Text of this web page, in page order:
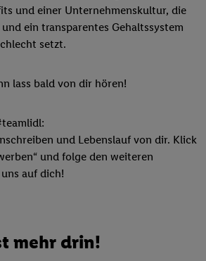
und einer Unternehmenskultur, die
ein transparentes Gehaltssystem
setzt.
lass bald von dir hören!
und Lebenslauf von dir. Klick
und folge den weiteren
auf dich!
mehr drin!